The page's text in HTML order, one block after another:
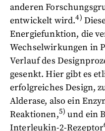
anderen
entwickelt wird.4)
Energiefunktion, die
Wechselwirkungen in
Verlauf des
gesenkt. Hier gibt es
erfolgreiches Design,
Alderase, also ein
Reaktionen,5) und ein
Interleukin-2-Rezeptor